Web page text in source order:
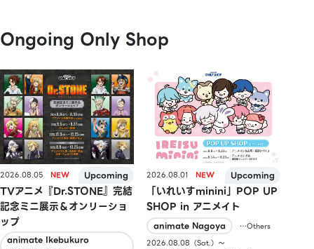
Ongoing Only Shop
2026.08.05
TVアニメ『Dr.STONE』完結
記念ミニ展示＆オンリーショ
ップ
animate Ikebukuro
2026.08.01
「いれいすminini」POP UP
SHOP in アニメイト
animate Nagoya
…Others
2026.08.08（Sat.）〜